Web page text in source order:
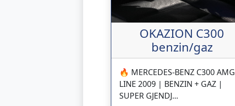
OKAZION C300
benzin/gaz
🔥 MERCEDES-BENZ C300 AMG
LINE 2009 | BENZIN + GAZ |
SUPER GJENDJ...